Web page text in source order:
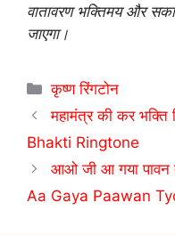
वातावरण भक्तिमय और
जाएगा।
Categories
कृष्ण रिंगटोन
महामंत्र की कर
Bhakti Ringtone
आओ जी आ गया पावन
Aa Gaya Paawan